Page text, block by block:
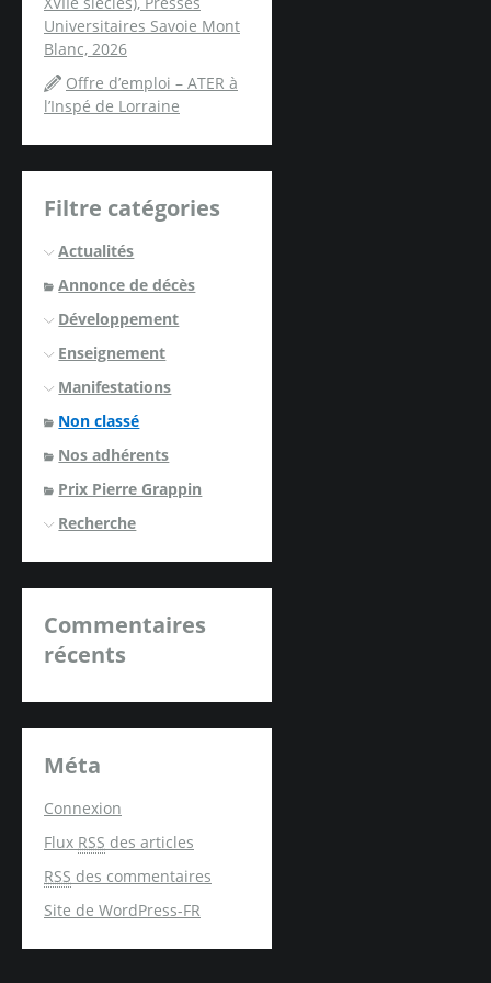
Universitaires Savoie Mont
Blanc, 2026
Offre d’emploi – ATER à
l’Inspé de Lorraine
Filtre catégories
Actualités
Annonce de décès
Développement
Enseignement
Manifestations
Non classé
Nos adhérents
Prix Pierre Grappin
Recherche
Commentaires
récents
Méta
Connexion
Flux RSS des articles
RSS des commentaires
Site de WordPress-FR